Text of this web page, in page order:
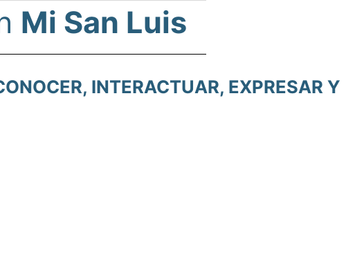
Mi San Luis
INTERACTUAR, EXPRESAR Y